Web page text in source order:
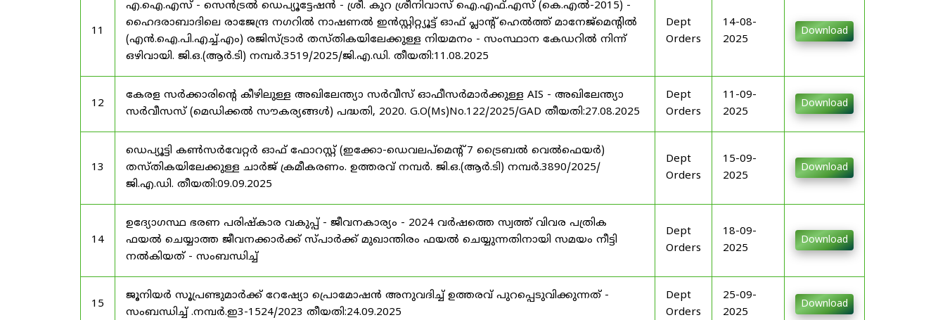
11
എ.ഐ.എസ് - സെൻട്രൽ ഡെപ്യൂട്ടേഷൻ - ശ്രീ. കുറ ശ്രീനിവാസ് ഐ.എഫ്.എസ് (കെ.എൽ-2015) -
ഹൈദരാബാദിലെ രാജേന്ദ്ര നഗറിൽ നാഷണൽ ഇൻസ്റ്റിറ്റ്യൂട്ട് ഓഫ് പ്ലാന്റ് ഹെൽത്ത് മാനേജ്‌മെന്റിൽ
(എൻ.ഐ.പി.എച്ച്.എം) രജിസ്ട്രാർ തസ്തികയിലേക്കുള്ള നിയമനം - സംസ്ഥാന കേഡറിൽ നിന്ന്
ഒഴിവായി. ജി.ഒ.(ആർ.ടി) നമ്പർ.3519/2025/ജി.എ.ഡി. തീയതി:11.08.2025
Dept
Orders
14-08-
2025
Download
12
കേരള സർക്കാരിന്റെ കീഴിലുള്ള അഖിലേന്ത്യാ സർവീസ് ഓഫീസർമാർക്കുള്ള AIS - അഖിലേന്ത്യാ
സർവീസസ് (മെഡിക്കൽ സൗകര്യങ്ങൾ) പദ്ധതി, 2020. G.O(Ms)No.122/2025/GAD തീയതി:27.08.2025
Dept
Orders
11-09-
2025
Download
13
ഡെപ്യൂട്ടി കൺസർവേറ്റർ ഓഫ് ഫോറസ്റ്റ് (ഇക്കോ-ഡെവലപ്മെന്റ് 7 ട്രൈബൽ വെൽഫെയർ)
തസ്തികയിലേക്കുള്ള ചാർജ് ക്രമീകരണം. ഉത്തരവ് നമ്പർ. ജി.ഒ.(ആർ.ടി) നമ്പർ.3890/2025/
ജി.എ.ഡി. തീയതി:09.09.2025
Dept
Orders
15-09-
2025
Download
14
ഉദ്യോഗസ്ഥ ഭരണ പരിഷ്കാര വകുപ്പ് - ജീവനകാര്യം - 2024 വർഷത്തെ സ്വത്ത് വിവര പത്രിക
ഫയൽ ചെയ്യാത്ത ജീവനക്കാർക്ക് സ്പാർക്ക് മുഖാന്തിരം ഫയൽ ചെയ്യുന്നതിനായി സമയം നീട്ടി
നൽകിയത് - സംബന്ധിച്ച്
Dept
Orders
18-09-
2025
Download
15
ജൂനിയർ സൂപ്രണ്ടുമാർക്ക് റേഷ്യോ പ്രൊമോഷൻ അനുവദിച്ച് ഉത്തരവ് പുറപ്പെടുവിക്കുന്നത് -
സംബന്ധിച്ച് .നമ്പർ.ഇ3-1524/2023 തീയതി:24.09.2025
Dept
Orders
25-09-
2025
Download